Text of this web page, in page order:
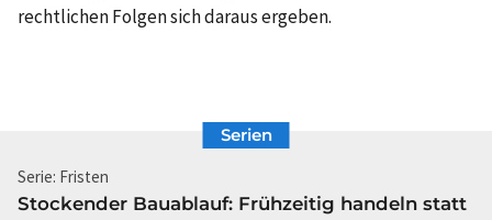
rechtlichen Folgen sich daraus ergeben.
Serien
Serie: Fristen
Stockender Bauablauf: Frühzeitig handeln statt